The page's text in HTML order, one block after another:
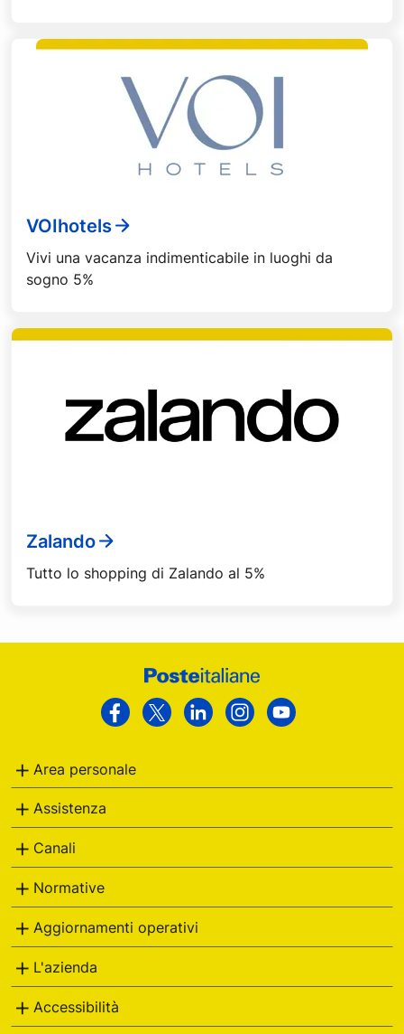
VOIhotels
Vivi una vacanza indimenticabile in luoghi da
sogno 5%
Zalando
Tutto lo shopping di Zalando al 5%
Facebook
Twitter LinkedinInstagram
Area personale
Assistenza
Canali
Normative
Aggiornamenti operativi
L'azienda
Accessibilità